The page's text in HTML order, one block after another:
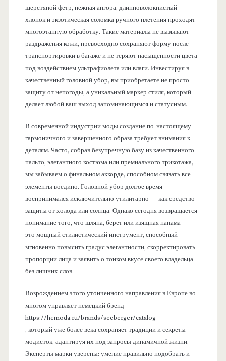
шерстяной фетр, нежная ангора, длинноволокнистый
хлопок и экзотическая соломка ручного плетения проходят
многоэтапную обработку. Такие материалы не вызывают
раздражения кожи, превосходно сохраняют форму после
транспортировки в багаже и не теряют насыщенности цвета
под воздействием ультрафиолета или влаги. Инвестируя в
качественный головной убор, вы приобретаете не просто
защиту от непогоды, а уникальный маркер стиля, который
делает любой ваш выход запоминающимся и статусным.
В современной индустрии моды создание по-настоящему
гармоничного и завершенного образа требует внимания к
деталям. Часто, собрав безупречную базу из качественного
пальто, элегантного костюма или премиального трикотажа,
мы забываем о финальном аккорде, способном связать все
элементы воедино. Головной убор долгое время
воспринимался исключительно утилитарно — как средство
защиты от холода или солнца. Однако сегодня возвращается
понимание того, что шляпа, берет или изящная панама —
это мощный стилистический инструмент, способный
мгновенно повысить градус элегантности, скорректировать
пропорции лица и заявить о тонком вкусе своего владельца
без лишних слов.
Возрождением этого утонченного направления в Европе во
многом управляет немецкий бренд
https://hcmoda.ru/brands/seeberger/catalog
, который уже более века сохраняет традиции и секреты
модисток, адаптируя их под запросы динамичной жизни.
Эксперты марки уверены: умение правильно подобрать и